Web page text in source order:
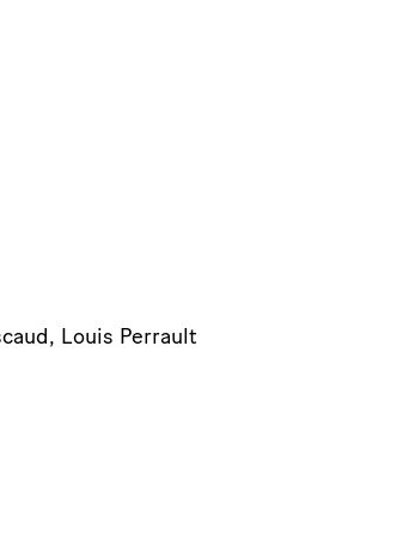
Louis Perrault